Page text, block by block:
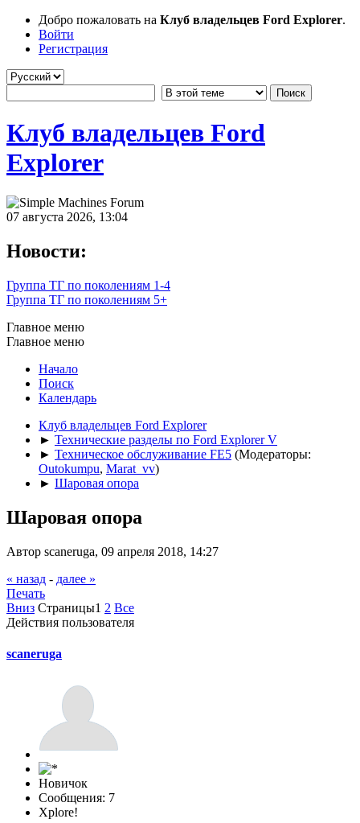
Добро пожаловать на Клуб владельцев Ford Explorer.
Войти
Регистрация
Клуб владельцев Ford
Explorer
07 августа 2026, 13:04
Новости:
Группа ТГ по поколениям 1-4
Группа ТГ по поколениям 5+
Главное меню
Главное меню
Начало
Поиск
Календарь
Клуб владельцев Ford Explorer
► Технические разделы по Ford Explorer V
► Техническое обслуживание FE5 (Модераторы:
Outokumpu, Marat_vv)
► Шаровая опора
Шаровая опора
Автор scaneruga, 09 апреля 2018, 14:27
« назад - далее »
Печать
Вниз Страницы1 2 Все
Действия пользователя
scaneruga
Новичок
Сообщения: 7
Xplore!